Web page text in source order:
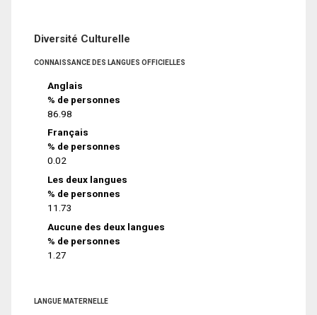
Diversité Culturelle
CONNAISSANCE DES LANGUES OFFICIELLES
Anglais
% de personnes
86.98
Français
% de personnes
0.02
Les deux langues
% de personnes
11.73
Aucune des deux langues
% de personnes
1.27
LANGUE MATERNELLE